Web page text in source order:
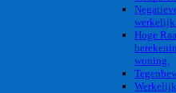
werkelijk
Hoge
woning.